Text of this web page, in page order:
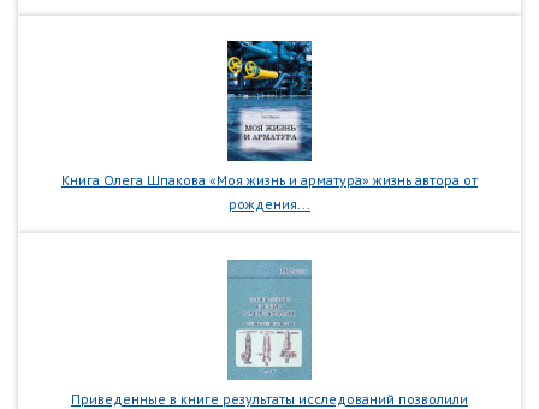
Книга Олега Шпакова «Моя жизнь и арматура» жизнь автора от
рождения...
Приведенные в книге результаты исследований позволили